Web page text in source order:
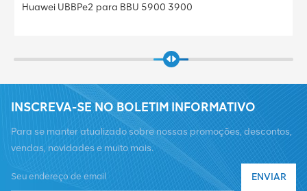
5900 3900
Huawei UBBPe4 para BBU
INSCREVA-SE NO BOLETIM INFORMATIVO
Para se manter atualizado sobre nossas promoções, descontos,
vendas, novidades e muito mais.
ENVIAR
E-mail :summer@chinaxingheda.com